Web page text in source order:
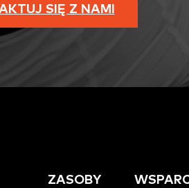
SIĘ Z NAMI
ZASOBY